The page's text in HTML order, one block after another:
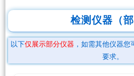
检测仪器（部
以下仅展示部分仪器 ，如需其他仪器
要求。